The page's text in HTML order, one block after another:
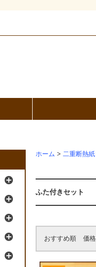
ホーム > 二重断熱
ふた付きセット
おすすめ順 価